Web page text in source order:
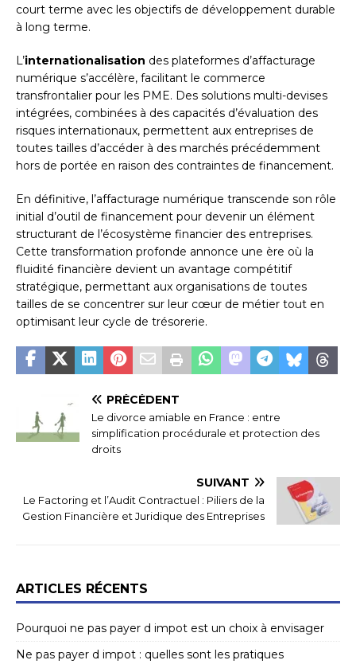
court terme avec les objectifs de développement durable
à long terme.
L’internationalisation des plateformes d’affacturage
numérique s’accélère, facilitant le commerce
transfrontalier pour les PME. Des solutions multi-devises
intégrées, combinées à des capacités d’évaluation des
risques internationaux, permettent aux entreprises de
toutes tailles d’accéder à des marchés précédemment
hors de portée en raison des contraintes de financement.
En définitive, l’affacturage numérique transcende son rôle
initial d’outil de financement pour devenir un élément
structurant de l’écosystème financier des entreprises.
Cette transformation profonde annonce une ère où la
fluidité financière devient un avantage compétitif
stratégique, permettant aux organisations de toutes
tailles de se concentrer sur leur cœur de métier tout en
optimisant leur cycle de trésorerie.
PRÉCÉDENT
Le divorce amiable en France : entre
simplification procédurale et protection des
droits
SUIVANT
Le Factoring et l’Audit Contractuel : Piliers de la
Gestion Financière et Juridique des Entreprises
ARTICLES RÉCENTS
Pourquoi ne pas payer d impot est un choix à envisager
Ne pas payer d impot : quelles sont les pratiques